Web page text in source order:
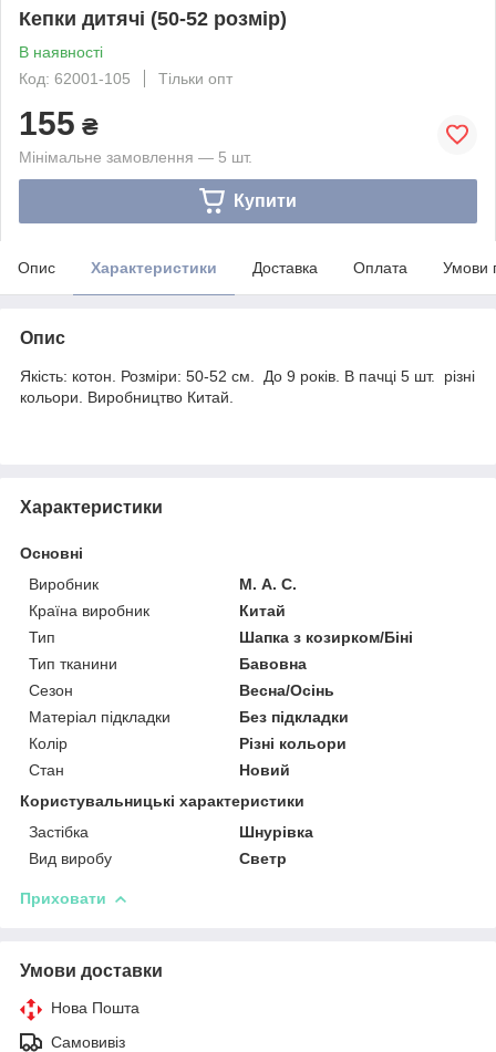
Кепки дитячі (50-52 розмір)
В наявності
Код: 62001-105
Тільки опт
155 ₴
Мінімальне замовлення — 5 шт.
Купити
Опис Характеристики Доставка Оплата Умови
Опис
Якість: котон. Розміри: 50-52 см. До 9 років. В пачці 5 шт. різні
кольори. Виробництво Китай.
Характеристики
Основні
Виробник
М. А. С.
Країна виробник
Китай
Тип
Шапка з козирком/Біні
Тип тканини
Бавовна
Сезон
Весна/Осінь
Матеріал підкладки
Без підкладки
Колір
Різні кольори
Стан
Новий
Користувальницькі характеристики
Застібка
Шнурівка
Вид виробу
Светр
Приховати
Умови доставки
Нова Пошта
Самовивіз